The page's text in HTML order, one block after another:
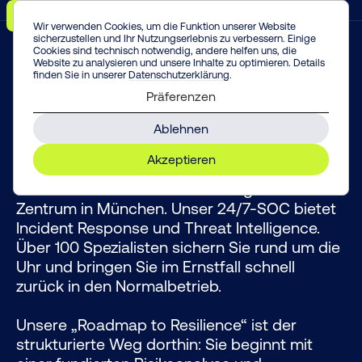
Wir verwenden Cookies, um die Funktion unserer Website
sicherzustellen und Ihr Nutzungserlebnis zu verbessern. Einige
Cookies sind technisch notwendig, andere helfen uns, die
Website zu analysieren und unsere Inhalte zu optimieren. Details
finden Sie in unserer Datenschutzerklärung.
Präferenzen
Ablehnen
Akzeptieren
Enter
Menü Vorfall melden!
Ihre Roadmap to Resilience
Argos Security ist Ihr deutscher Cyber-
Defense-Anbieter mit einem KI-gestützten
Zentrum in München. Unser 24/7-SOC bietet
Incident Response und Threat Intelligence.
Über 100 Spezialisten sichern Sie rund um die
Uhr und bringen Sie im Ernstfall schnell
zurück in den Normalbetrieb.
Unsere „Roadmap to Resilience“ ist der
strukturierte Weg dorthin: Sie beginnt mit